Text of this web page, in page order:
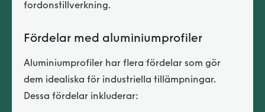
fordonstillverkning.
Fördelar med aluminiumprofiler
Aluminiumprofiler har flera fördelar som gör
dem idealiska för industriella tillämpningar.
Dessa fördelar inkluderar: